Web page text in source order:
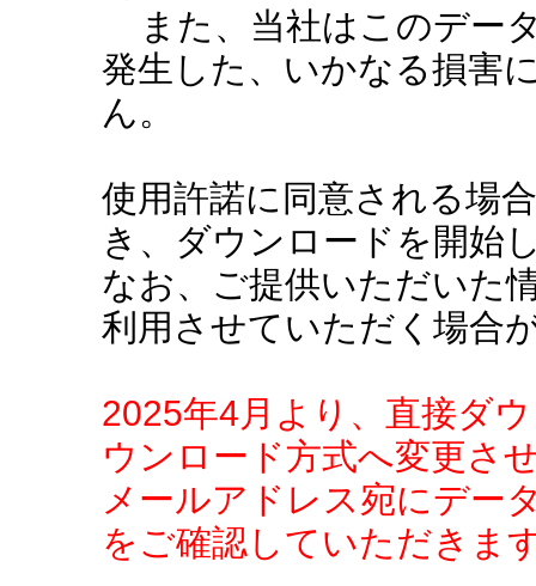
また、当社はこのデー
発生した、いかなる損害
ん。
使用許諾に同意される場
き、ダウンロードを開始
なお、ご提供いただいた
利用させていただく場合
2025年4月より、直接ダ
ウンロード方式へ変更さ
メールアドレス宛にデー
をご確認していただきま